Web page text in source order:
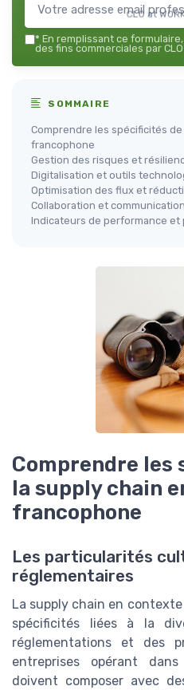
CLO at
* En remplissant ce
des fins commerciales par
SOMMAIRE
Comprendre les spécificités
francophone
Gestion des risques et
Digitalisation et outils
Optimisation des flux et
Collaboration et
Indicateurs de performance et
Comprendre les
la supply chain
francophone
Les particularités
réglementaires
La supply chain en
spécificités liées à la
réglementations et des
entreprises opérant
doivent composer avec